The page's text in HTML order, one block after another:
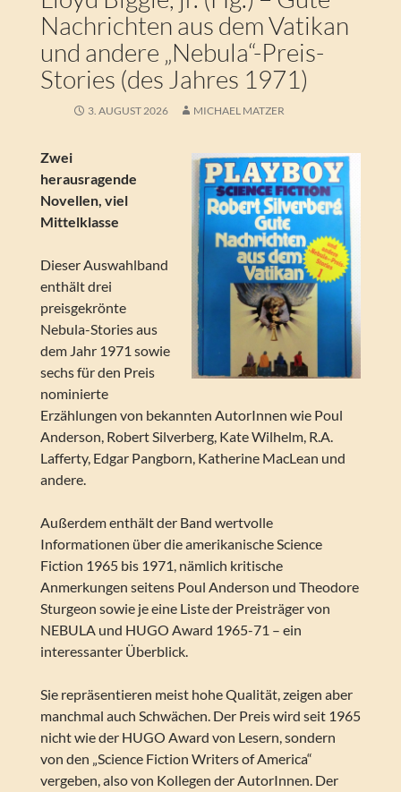
Nachrichten aus dem Vatikan
und andere „Nebula“-Preis-
Stories (des Jahres 1971)
3. AUGUST 2026 MICHAEL MATZER
Zwei
herausragende
Novellen, viel
Mittelklasse
Dieser Auswahlband
enthält drei
preisgekrönte
Nebula-Stories aus
dem Jahr 1971 sowie
sechs für den Preis
nominierte
Erzählungen von bekannten AutorInnen wie Poul
Anderson, Robert Silverberg, Kate Wilhelm, R.A.
Lafferty, Edgar Pangborn, Katherine MacLean und
andere.
Außerdem enthält der Band wertvolle
Informationen über die amerikanische Science
Fiction 1965 bis 1971, nämlich kritische
Anmerkungen seitens Poul Anderson und Theodore
Sturgeon sowie je eine Liste der Preisträger von
NEBULA und HUGO Award 1965-71 – ein
interessanter Überblick.
Sie repräsentieren meist hohe Qualität, zeigen aber
manchmal auch Schwächen. Der Preis wird seit 1965
nicht wie der HUGO Award von Lesern, sondern
von den „Science Fiction Writers of America“
vergeben, also von Kollegen der AutorInnen. Der